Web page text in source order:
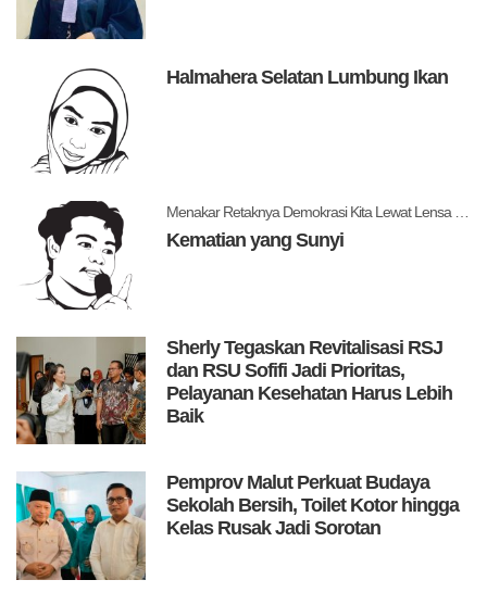
Halmahera Selatan Lumbung Ikan
Menakar Retaknya Demokrasi Kita Lewat Lensa Levitsky dan Ziblatt
Kematian yang Sunyi
Sherly Tegaskan Revitalisasi RSJ
dan RSU Sofifi Jadi Prioritas,
Pelayanan Kesehatan Harus Lebih
Baik
Pemprov Malut Perkuat Budaya
Sekolah Bersih, Toilet Kotor hingga
Kelas Rusak Jadi Sorotan